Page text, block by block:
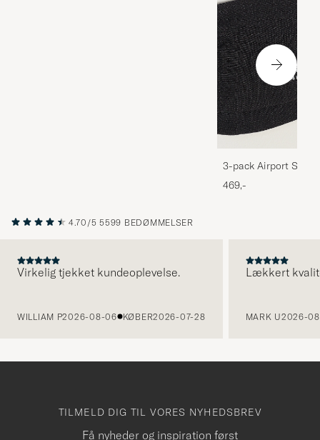
3-pack Airport
Melange
469,-
4.70/5 5599 BEDØMMELSER
Virkelig tjekket kundeoplevelse.
WILLIAM P2026-08-06 KØBER2026-07-28
Lækkert
MARK U2026-
TILMELD DIG TIL VORES NYHEDSBREV
Få nyheder og inspiration først